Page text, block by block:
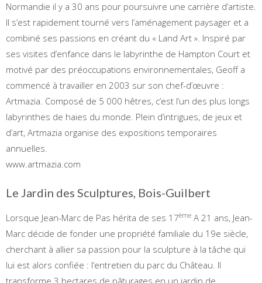
Normandie il y a 30 ans pour poursuivre une carrière d’artiste.
Il s’est rapidement tourné vers l’aménagement paysager et a
combiné ses passions en créant du « Land Art ». Inspiré par
ses visites d’enfance dans le labyrinthe de Hampton Court et
motivé par des préoccupations environnementales, Geoff a
commencé à travailler en 2003 sur son chef-d’œuvre :
Artmazia. Composé de 5 000 hêtres, c’est l’un des plus longs
labyrinthes de haies du monde. Plein d’intrigues, de jeux et
d’art, Artmazia organise des expositions temporaires
annuelles.
www.artmazia.com
Le Jardin des Sculptures, Bois-Guilbert
Lorsque Jean-Marc de Pas hérita de ses 17ème A 21 ans, Jean-
Marc décide de fonder une propriété familiale du 19e siècle,
cherchant à allier sa passion pour la sculpture à la tâche qui
lui est alors confiée : l’entretien du parc du Château. Il